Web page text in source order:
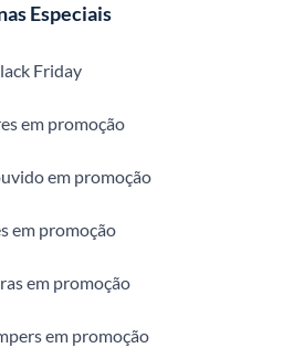
Especiais
Friday
em promoção
em promoção
em promoção
em promoção
em promoção